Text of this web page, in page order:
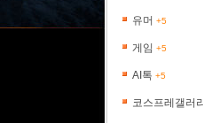
유머 +5
게임 +5
AI톡 +5
코스프레갤러리